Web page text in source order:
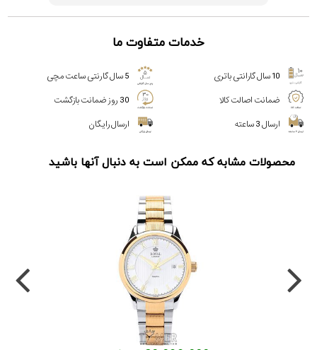
خدمات متفاوت ما
10 سال گارانتی باتری
5 سال گارنتی ساعت مچی
ضمانت اصالت کالا
30 روز ضمانت بازگشت
ارسال 3 ساعته
ارسال رایگان
محصولات مشابه که ممکن است به دنبال آنها باشید